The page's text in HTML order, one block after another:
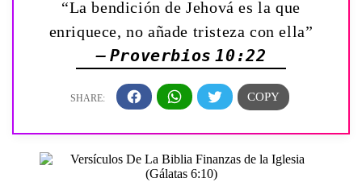
“La bendición de Jehová es la que
enriquece, no añade tristeza con ella”
— Proverbios 10:22